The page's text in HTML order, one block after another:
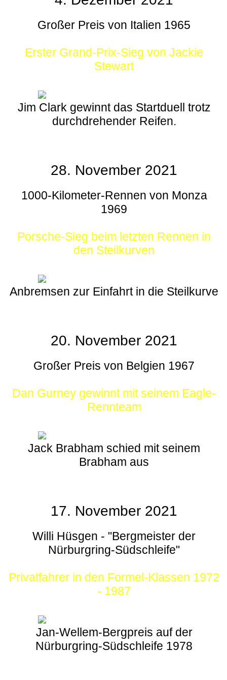
Großer Preis von Italien 1965
Erster Grand-Prix-Sieg von Jackie
Stewart
Jim Clark gewinnt das Startduell trotz
durchdrehender Reifen.
28. November 2021
1000-Kilometer-Rennen von Monza
1969
Porsche-Sieg beim letzten Rennen in
den Steilkurven
Anbremsen zur Einfahrt in die Steilkurve
20. November 2021
Großer Preis von Belgien 1967
Dan Gurney gewinnt mit seinem Eagle-
Rennteam
Jack Brabham schied mit seinem
Brabham aus
17. November 2021
Willi Hüsgen - "Bergmeister der
Nürburgring-Südschleife"
Privatfahrer in den Formel-Klassen 1972
- 1987
Jan-Wellem-Bergpreis auf der
Nürburgring-Südschleife 1978